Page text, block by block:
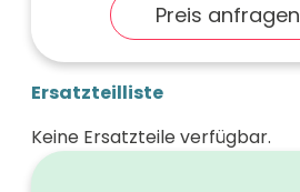
Preis anfragen
Ersatzteilliste
Keine Ersatzteile verfügbar.